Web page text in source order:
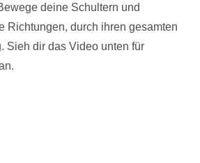
deine Schultern und
Richtungen, durch ihren gesamten
Sieh dir das Video unten für